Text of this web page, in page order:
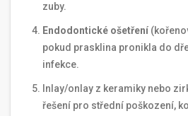
zuby.
Endodontické ošetření
pokud prasklina pronikla do
infekce.
Inlay/onlay z keramiky nebo
řešení pro střední poškození,